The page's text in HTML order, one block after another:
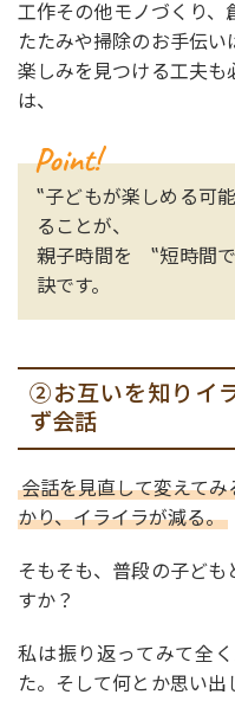
工作その他モノづくり
たたみや掃除のお手伝
楽しみを見つける工夫も
は、
‟子どもが楽しめる可
ることが、
親子時間を ‟短時間
訣です。
②お互いを知りイ
ず会話
会話を見直して変えて
かり、イライラが減る。
そもそも、普段の子ど
すか？
私は振り返ってみて全
た。そして何とか思い出